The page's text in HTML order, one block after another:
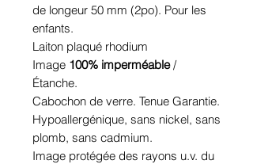
de longeur 50 mm (2po). Pour les
enfants.
Laiton plaqué rhodium
Image 100% imperméable/
Étanche.
Cabochon de verre. Tenue Garantie.
Hypoallergénique, sans nickel, sans
plomb, sans cadmium.
Image protégée des rayons u.v. du